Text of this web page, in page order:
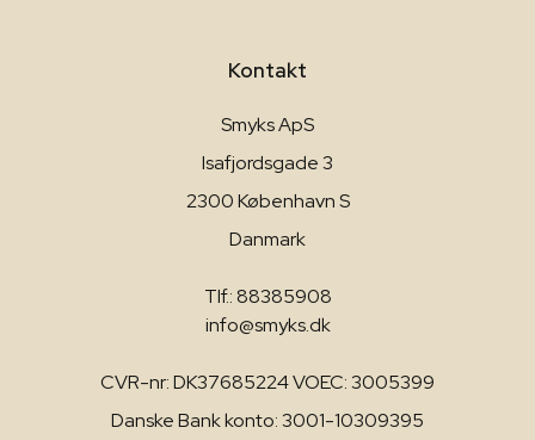
Kontakt
Smyks ApS
Isafjordsgade 3
2300 København S
Danmark
Tlf.: 88385908
info@smyks.dk
CVR-nr: DK37685224 VOEC: 3005399
Danske Bank konto: 3001-10309395